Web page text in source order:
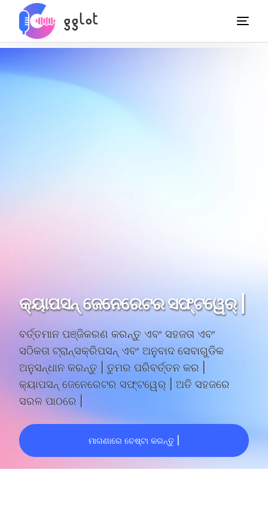
କ୍ୟାପସନ୍ ଜେନେରେଟର ସଫ୍ଟୱେର୍ |
ବର୍ତ୍ତମାନ ପଞ୍ଜିକରଣ କରନ୍ତୁ ଏବଂ ସହଜତା ଏବଂ
ସଠିକତା ଟ୍ରାନ୍ସକ୍ରିପସନ୍ ଏବଂ ଅନୁବାଦ ସେବାଗୁଡିକ
ଅନୁସନ୍ଧାନ କରନ୍ତୁ | ତୁମର ପରିବର୍ତ୍ତନ କର |
କ୍ୟାପସନ୍ ଜେନେରେଟର ସଫ୍ଟୱେର୍ |
ଅତି ସହଜରେ
ସରଳ ପାଠରେ |
ମାଗଣାରେ ଚେଷ୍ଟା କରନ୍ତୁ |